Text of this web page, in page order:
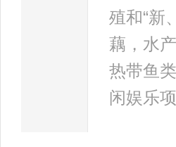
殖和“新
藕，水
热带鱼
闲娱乐